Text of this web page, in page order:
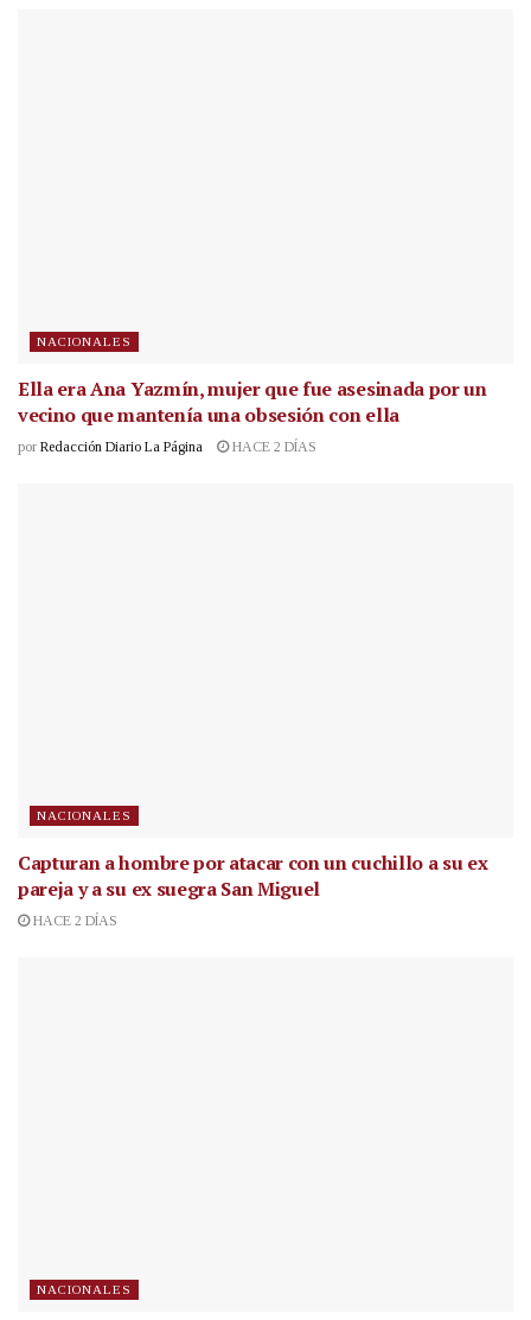
NACIONALES
Ella era Ana Yazmín, mujer que fue asesinada por un
vecino que mantenía una obsesión con ella
por Redacción Diario La Página HACE 2 DÍAS
NACIONALES
Capturan a hombre por atacar con un cuchillo a su ex
pareja y a su ex suegra San Miguel
HACE 2 DÍAS
NACIONALES